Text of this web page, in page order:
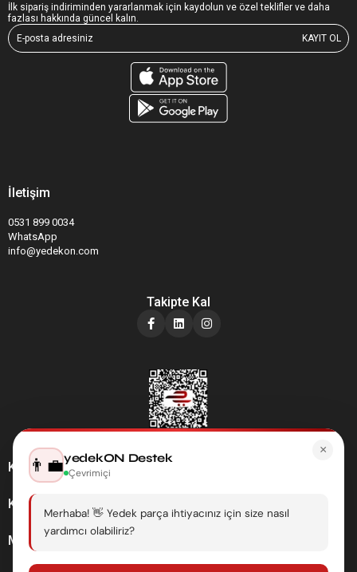
İlk sipariş indiriminden yararlanmak için kaydolun ve özel teklifler ve daha
fazlası hakkında güncel kalın.
KAYIT OL
İletişim
0531 899 0034
WhatsApp
info@yedekon.com
Takipte Kal
Kategoriler
Kurumsal
Müşteri Hizmetleri
×
👨‍💼yedekON Destek
Çevrimiçi
Merhaba! 👋 Yedek parça ihtiyacınız için size nasıl
yardımcı olabiliriz?